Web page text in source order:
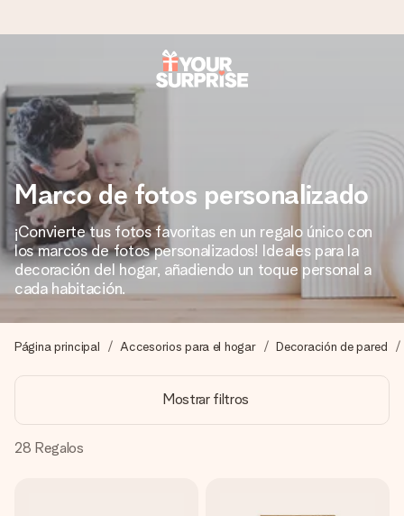
Pide hoy y se envía en 1 día laborable
Preparamos tu regalo con cuidado y lo enviamos al vuelo,
para que lo entregues en el momento perfecto, cuando más
importa.
4,5 (basado en +15.000 opiniones)
Nuestros regalos inspiran. Los clientes nos dan un 4,5 en
Google Reviews.
Crea algo único en pocos pasos – con su nombre, tu foto o
un mensaje que llegue al corazón. Sin complicaciones, solo
todo el amor para el momento.
Marco de fotos personalizado
¡Convierte tus fotos favoritas en un regalo único con
los marcos de fotos personalizados! Ideales para la
decoración del hogar, añadiendo un toque personal a
cada habitación.
Página principal Accesorios para el hogar Decoración de pared
Mostrar filtros
28 Regalos